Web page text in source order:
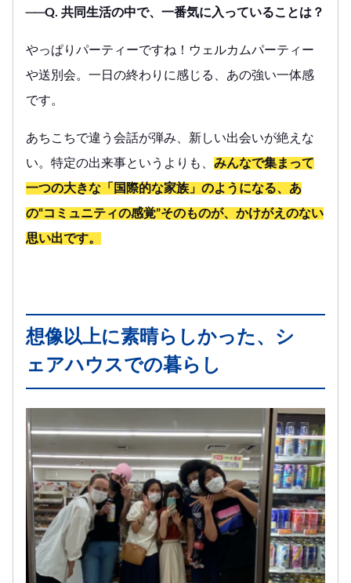
──Q. 共同生活の中で、一番気に入っていることは？
やっぱりパーティーですね！ウェルカムパーティー
や送別会。一日の終わりに感じる、あの強い一体感
です。
あちこちで違う会話が弾み、新しい出会いが絶えな
い。特定の出来事というよりも、 みんなで集まって
一つの大きな「国際的な家族」のようになる、あ
の“コミュニティの感覚”そのものが、かけがえのない
思い出です。
想像以上に素晴らしかった、シ
ェアハウスでの暮らし